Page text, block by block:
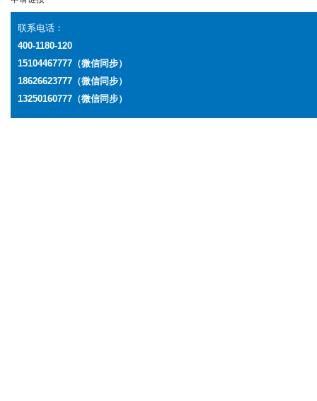
联系电话：
400-1180-120
15104467777（微信同步）
18626623777 （微信同步）
13250160777 （微信同步）